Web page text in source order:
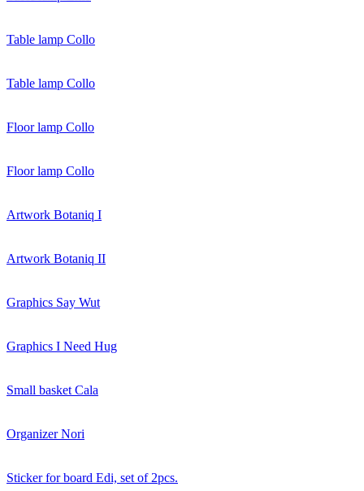
Table lamp Collo
Table lamp Collo
Floor lamp Collo
Floor lamp Collo
Artwork Botaniq I
Artwork Botaniq II
Graphics Say Wut
Graphics I Need Hug
Small basket Cala
Organizer Nori
Sticker for board Edi, set of 2pcs.